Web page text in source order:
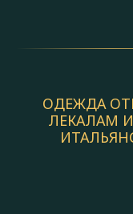
ОДЕЖДА
ЛЕКАЛАМ